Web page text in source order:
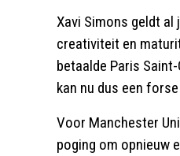
Xavi Simons geldt al
creativiteit en
betaalde Paris
kan nu dus een
Voor Manchester
poging om opnieuw